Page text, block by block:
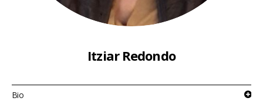
Itziar Redondo
Bio